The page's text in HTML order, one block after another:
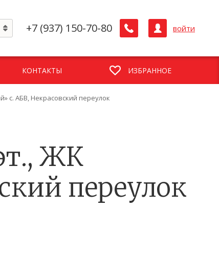
+7 (937) 150-70-80 войти
КОНТАКТЫ ИЗБРАННОЕ
с. АБВ, Некрасовский переулок
ЖК
переулок